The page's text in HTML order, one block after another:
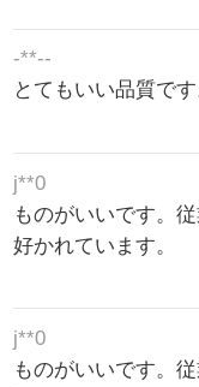
-**--
とてもいい品質で
j**0
ものがいいです。
好かれています。
j**0
ものがいいです。